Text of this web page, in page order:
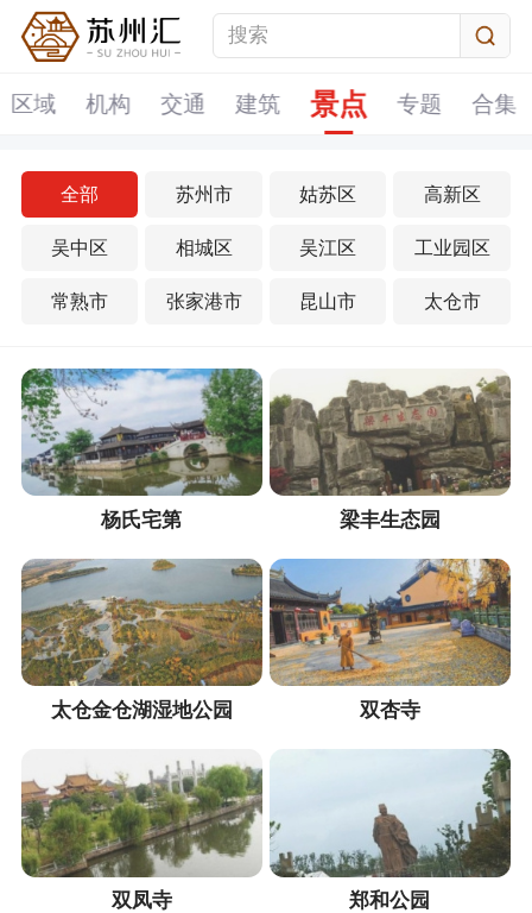
区域 机构 交通 建筑 景点 专题 合集
全部 苏州市 姑苏区 高新区
吴中区 相城区 吴江区 工业园区
常熟市 张家港市 昆山市 太仓市
杨氏宅第 梁丰生态园
太仓金仓湖湿地公园 双杏寺
双凤寺 郑和公园